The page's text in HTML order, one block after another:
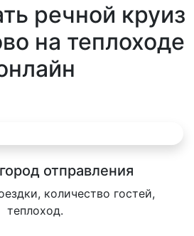
речной круиз
на теплоходе
отправления
количество гостей,
теплоход.